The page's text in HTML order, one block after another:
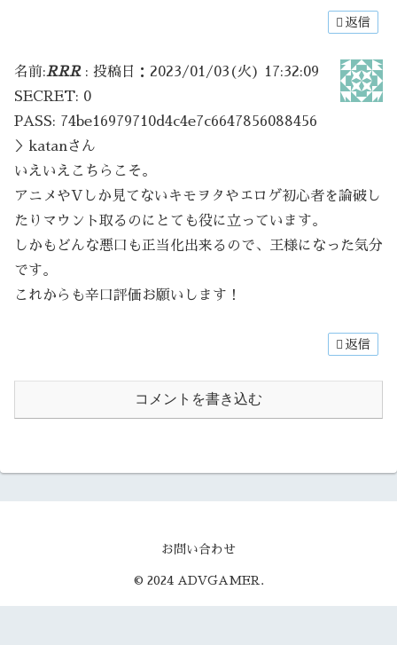
返信
名前:RRR: 投稿日：2023/01/03(火) 17:32:09
SECRET: 0
PASS: 74be16979710d4c4e7c6647856088456
＞katanさん
いえいえこちらこそ。
アニメやVしか見てないキモヲタやエロゲ初心者を論破し
たりマウント取るのにとても役に立っています。
しかもどんな悪口も正当化出来るので、王様になった気分
です。
これからも辛口評価お願いします！
返信
コメントを書き込む
お問い合わせ
© 2024 ADVGAMER.